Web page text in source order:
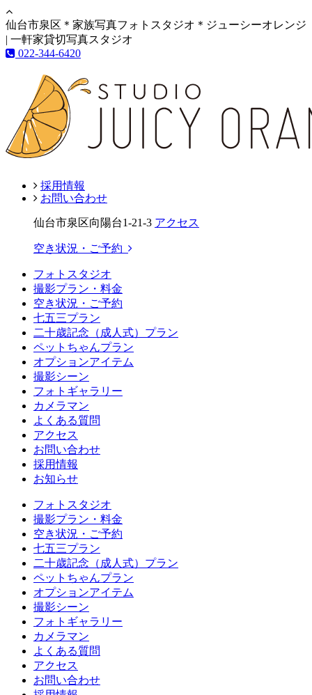
仙台市泉区＊家族写真フォトスタジオ＊ジューシーオレンジ
| 一軒家貸切写真スタジオ
022-344-6420
採用情報
お問い合わせ
仙台市泉区向陽台1-21-3 アクセス
空き状況・ご予約
フォトスタジオ
撮影プラン・料金
空き状況・ご予約
七五三プラン
二十歳記念（成人式）プラン
ペットちゃんプラン
オプションアイテム
撮影シーン
フォトギャラリー
カメラマン
よくある質問
アクセス
お問い合わせ
採用情報
お知らせ
フォトスタジオ
撮影プラン・料金
空き状況・ご予約
七五三プラン
二十歳記念（成人式）プラン
ペットちゃんプラン
オプションアイテム
撮影シーン
フォトギャラリー
カメラマン
よくある質問
アクセス
お問い合わせ